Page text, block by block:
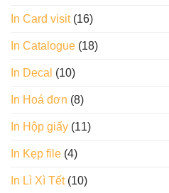
In Card visit(16)
In Catalogue (18)
In Decal (10)
In Hoá đơn (8)
In Hộp giấy (11)
In Kẹp file (4)
In Lì Xì Tết(10)